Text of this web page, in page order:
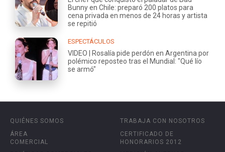
Bunny en Chile: preparó 200 platos para
cena privada en menos de 24 horas y artista
se repitió
ESPECTÁCULOS
VIDEO | Rosalía pide perdón en Argentina por
polémico reposteo tras el Mundial: "Qué lío
se armó"
QUIÉNES SOMOS
ÁREA
COMERCIAL
TRABAJA CON NOSOTROS
CERTIFICADO DE
HONORARIOS 2012